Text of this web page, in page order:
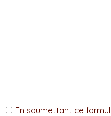
En soumettant ce